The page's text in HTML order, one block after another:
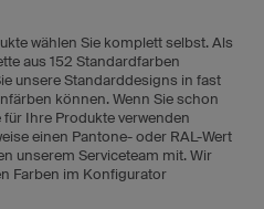
wählen Sie komplett selbst. Als
aus 152 Standardfarben
unsere Standarddesigns in fast
können. Wenn Sie schon
für Ihre Produkte verwenden
einen Pantone- oder RAL-Wert
unserem Serviceteam mit. Wir
Farben im Konfigurator